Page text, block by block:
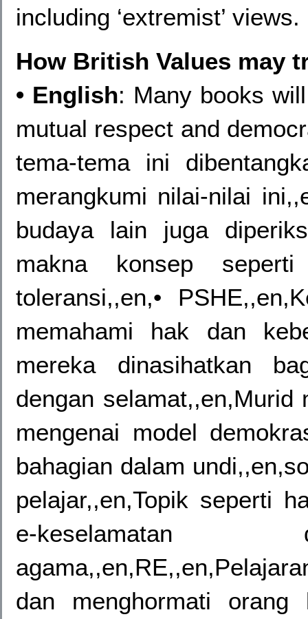
including ‘extremist’ views.
How British Values may
• English: Many books
mutual respect and
tema-tema ini
merangkumi nilai-nilai
budaya lain juga
makna konsep seperti
toleransi,,en,•
memahami hak dan
mereka dinasihatkan
dengan selamat,,en,Murid
mengenai model
bahagian dalam
pelajar,,en,Topik seperti
e-keselamatan
dan menghormati orang